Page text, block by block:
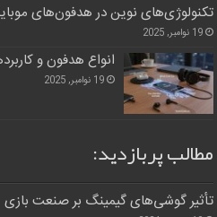
تکنولوژی‌های نوین در هدفون‌های
19 نوامبر, 2025
انواع هدفون و
19 نوامبر, 2025
مطالب پربازدید:
تأثیر گوشی‌های گیمینگ بر صنعت بازی